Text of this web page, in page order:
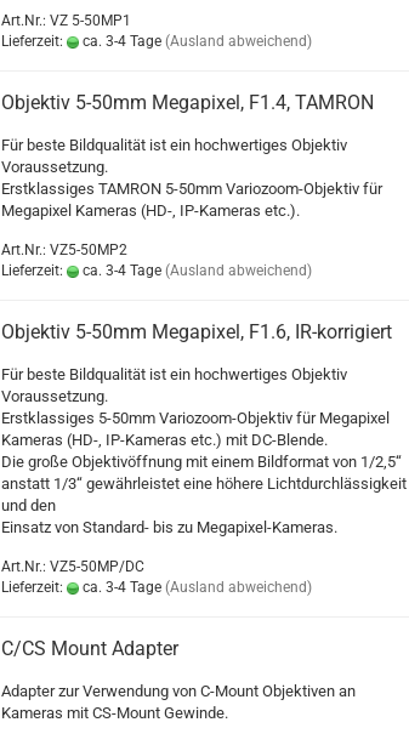
Art.Nr.: VZ 5-50MP1
Lieferzeit:
ca. 3-4 Tage (Ausland abweichend)
Objektiv 5-50mm Megapixel, F1.4, TAMRON
Für beste Bildqualität ist ein hochwertiges Objektiv
Voraussetzung.
Erstklassiges TAMRON 5-50mm Variozoom-Objektiv für
Megapixel Kameras (HD-, IP-Kameras etc.).
Art.Nr.: VZ5-50MP2
Lieferzeit:
ca. 3-4 Tage (Ausland abweichend)
Objektiv 5-50mm Megapixel, F1.6, IR-korrigiert
Für beste Bildqualität ist ein hochwertiges Objektiv
Voraussetzung.
Erstklassiges 5-50mm Variozoom-Objektiv für Megapixel
Kameras (HD-, IP-Kameras etc.) mit DC-Blende.
Die große Objektivöffnung mit einem Bildformat von 1/2,5“
anstatt 1/3“ gewährleistet eine höhere Lichtdurchlässigkeit
und den
Einsatz von Standard- bis zu Megapixel-Kameras.
Art.Nr.: VZ5-50MP/DC
Lieferzeit:
ca. 3-4 Tage (Ausland abweichend)
C/CS Mount Adapter
Adapter zur Verwendung von C-Mount Objektiven an
Kameras mit CS-Mount Gewinde.